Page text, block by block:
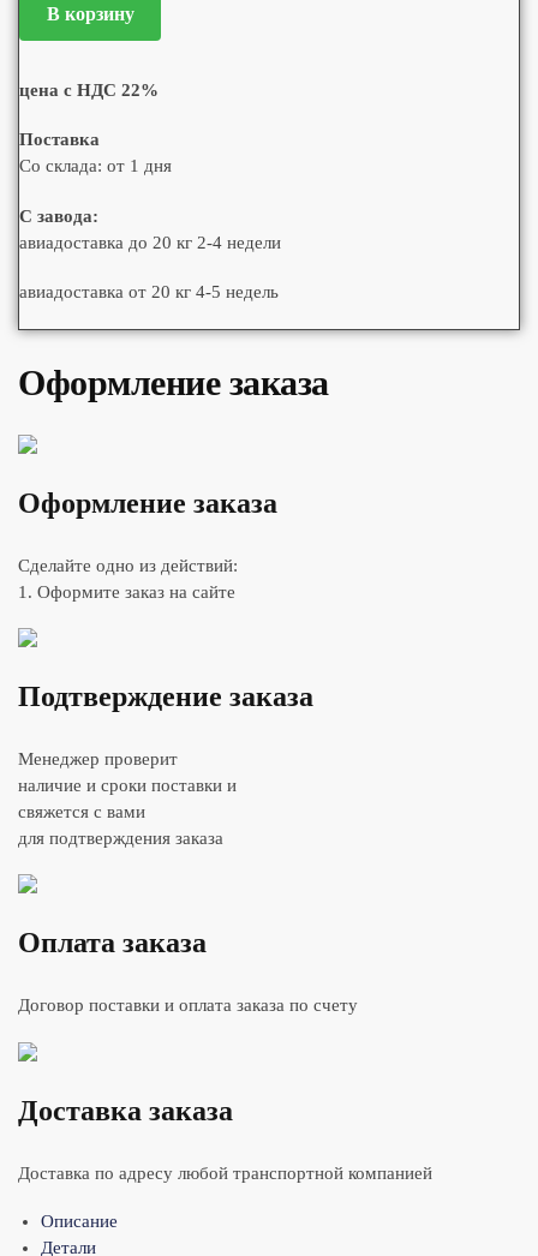
В корзину
цена с НДС 22%
Поставка
Со склада: от 1 дня
С завода:
авиадоставка до 20 кг 2-4 недели
авиадоставка от 20 кг 4-5 недель
Оформление заказа
Оформление заказа
Сделайте одно из действий:
1. Оформите заказ на сайте
Подтверждение заказа
Менеджер проверит
наличие и сроки поставки и
свяжется с вами
для подтверждения заказа
Оплата заказа
Договор поставки и оплата заказа по счету
Доставка заказа
Доставка по адресу любой транспортной компанией
Описание
Детали